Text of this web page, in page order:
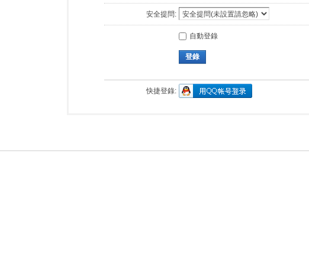
安全提問:
自動登錄
登錄
快捷登錄: